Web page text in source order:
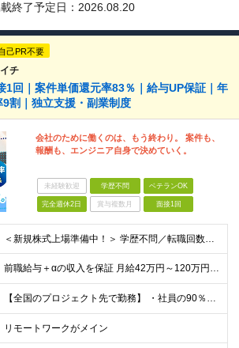
終了予定日： 2026.08.20
己PR不要
チ
1回｜案件単価還元率83％｜給与UP保証｜年
割｜独立支援・副業制度
会社のために働くのは、もう終わり。 案件も、
報酬も、エンジニア自身で決めていく。
未経験歓迎 学歴不問 ベテランOK
完全週休2日 賞与複数月 面接1回
＜新規株式上場準備中！＞ 学歴不問／転職回数不問／20代～50代の幅広い年代が活躍中です！ ▼必須要件 何らかのシステム開発経験をお持ちの方（開発・インフラ不問） ▼歓迎条件 プロジェクトマネジメ
前職給与＋αの収入を保証 月給42万円～120万円＋各種手当＋賞与 給与基準が明確かつ高還元です。 一人ひとりが安定した環境のもと、長く活躍できる職場を目指しています。 ※平均年収650万円 ・還
【全国のプロジェクト先で勤務】 ・社員の90％以上がリモートワークを導入 ・フルリモートで全国各地から勤務可 【本社】 埼玉県草加市谷塚町580-1 エスワンプラザ3F-1 【東京営業所】 東京都
リモートワークがメイン